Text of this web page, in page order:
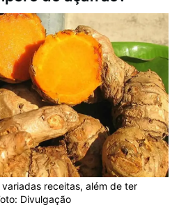
receitas, além de ter
Divulgação